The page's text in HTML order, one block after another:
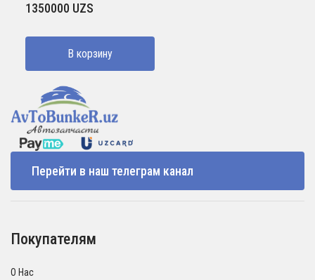
1350000 UZS
В корзину
Перейти в наш телеграм канал
Покупателям
О Нас